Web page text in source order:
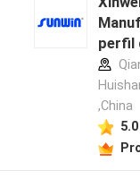
perfil
,China
5.0